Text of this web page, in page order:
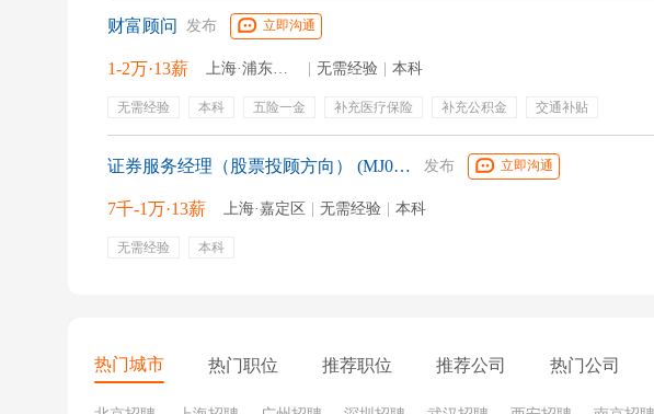
财富顾问 发布 立即沟通
1-2万·13薪 | 无需经验 | 本科
无需经验 本科 五险一金 补充医疗保险 补充公积金
交通补贴
餐饮补贴
通讯补贴 专业培训 绩效奖金 年终奖金 定期体检
证券服务经理（股票投顾方向） (MJ002468) 发布 立即沟通
7千-1万·13薪 上海·嘉定区 | 无需经验 | 本科
无需经验 本科
热门城市 热门职位 推荐职位 推荐公司 热门公司